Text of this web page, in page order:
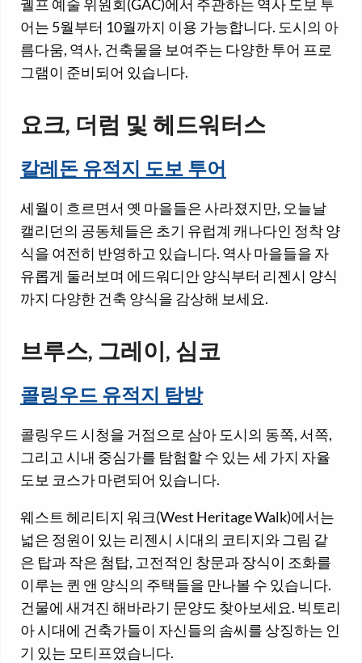
궬프 예술 위원회(GAC)에서 주관하는 역사 도보 투
어는 5월부터 10월까지 이용 가능합니다. 도시의 아
름다움, 역사, 건축물을 보여주는 다양한 투어 프로
그램이 준비되어 있습니다.
요크, 더럼 및 헤드워터스
칼레돈 유적지 도보 투어
세월이 흐르면서 옛 마을들은 사라졌지만, 오늘날
캘리던의 공동체들은 초기 유럽계 캐나다인 정착 양
식을 여전히 반영하고 있습니다. 역사 마을들을 자
유롭게 둘러보며 에드워디안 양식부터 리젠시 양식
까지 다양한 건축 양식을 감상해 보세요.
브루스, 그레이, 심코
콜링우드 유적지 탐방
콜링우드 시청을 거점으로 삼아 도시의 동쪽, 서쪽,
그리고 시내 중심가를 탐험할 수 있는 세 가지 자율
도보 코스가 마련되어 있습니다.
웨스트 헤리티지 워크(West Heritage Walk)에서는
넓은 정원이 있는 리젠시 시대의 코티지와 그림 같
은 탑과 작은 첨탑, 고전적인 창문과 장식이 조화를
이루는 퀸 앤 양식의 주택들을 만나볼 수 있습니다.
건물에 새겨진 해바라기 문양도 찾아보세요. 빅토리
아 시대에 건축가들이 자신들의 솜씨를 상징하는 인
기 있는 모티프였습니다.